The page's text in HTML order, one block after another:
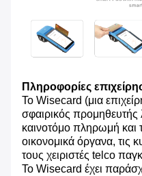
Πληροφορίες
Το Wisecard (μια
σφαιρικός προμηθευτής
καινοτόμο πληρωμή και
οικονομικά όργανα, τις
τους χειριστές telco
Το Wisecard έχει